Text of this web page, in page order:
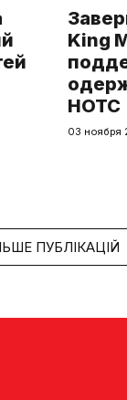
King
HOTC
03 ноября
ПУБЛІКАЦІЙ